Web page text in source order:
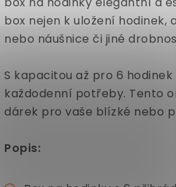
box nejen k uložení hodinek,
nebo náušnice či jiné
S kapacitou až pro 6
každodenní potřeby. Tento
dárek pro vaše blízké nebo
Popis: